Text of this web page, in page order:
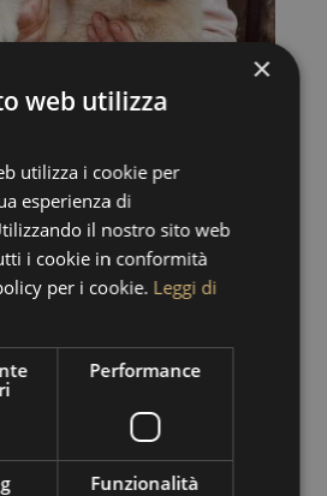
×
web utilizza
utilizza i cookie per
esperienza di
il nostro sito web
i cookie in conformità
per i cookie. Leggi di
Performance
Funzionalità